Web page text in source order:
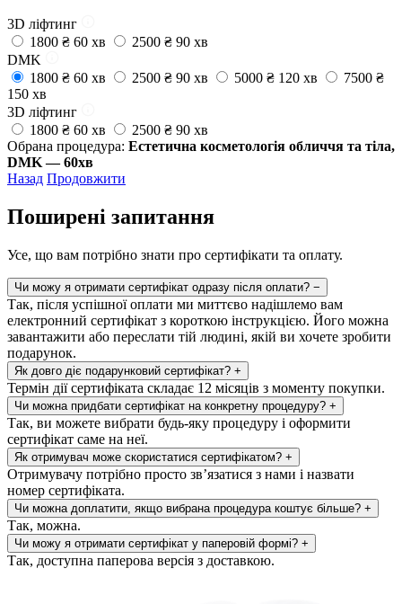
3D ліфтинг
1800 ₴ 60 хв 2500 ₴ 90 хв
DMK
1800 ₴ 60 хв 2500 ₴ 90 хв 5000 ₴ 120 хв
7500 ₴
150 хв
3D ліфтинг
1800 ₴ 60 хв 2500 ₴ 90 хв
Обрана процедура: Естетична косметологія обличчя та тіла,
DMK — 60хв
Назад Продовжити
Поширені запитання
Усе, що вам потрібно знати про сертифікати та оплату.
Чи можу я отримати сертифікат одразу після оплати? −
Так, після успішної оплати ми миттєво надішлемо вам
електронний сертифікат з короткою інструкцією. Його можна
завантажити або переслати тій людині, якій ви хочете зробити
подарунок.
Як довго діє подарунковий сертифікат? +
Термін дії сертифіката складає 12 місяців з моменту покупки.
Чи можна придбати сертифікат на конкретну процедуру? +
Так, ви можете вибрати будь-яку процедуру і оформити
сертифікат саме на неї.
Як отримувач може скористатися сертифікатом? +
Отримувачу потрібно просто зв’язатися з нами і назвати
номер сертифіката.
Чи можна доплатити, якщо вибрана процедура коштує більше? +
Так, можна.
Чи можу я отримати сертифікат у паперовій формі? +
Так, доступна паперова версія з доставкою.